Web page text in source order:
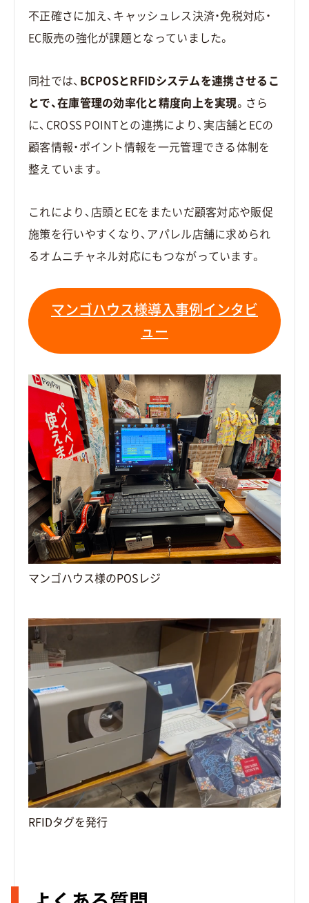
不正確さに加え、キャッシュレス決済・免税対応・
EC販売の強化が課題となっていました。
同社では、
BCPOSとRFIDシステムを連携させるこ
とで、在庫管理の効率化と精度向上を実現。さら
に、CROSS POINTとの連携により、実店舗とECの
顧客情報・ポイント情報を一元管理できる体制を
整えています。
これにより、店頭とECをまたいだ顧客対応や販促
施策を行いやすくなり、アパレル店舗に求められ
るオムニチャネル対応にもつながっています。
マンゴハウス様導入事例インタビ
ュー
マンゴハウス様のPOSレジ
RFIDタグを発行